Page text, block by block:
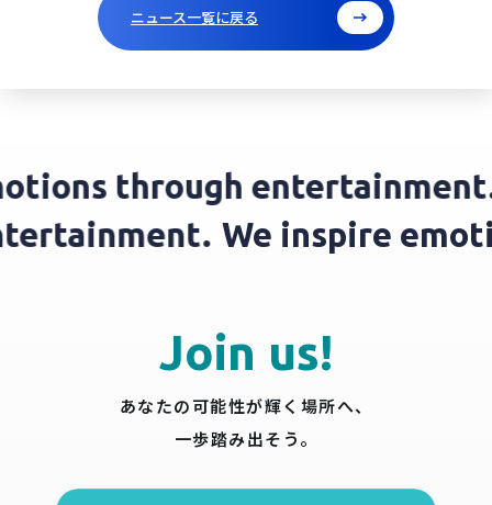
ニュース一覧に戻る
through entertainment.
We inspire
Join us!
あなたの可能性が輝く場所へ、
一歩踏み出そう。